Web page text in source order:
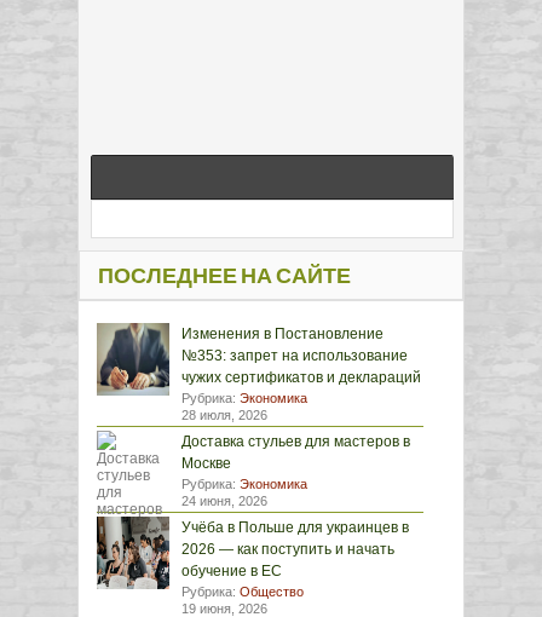
ПОСЛЕДНЕЕ НА САЙТЕ
Изменения в Постановление
№353: запрет на использование
чужих сертификатов и деклараций
Рубрика: Экономика
28 июля, 2026
Доставка стульев для мастеров в
Москве
Рубрика: Экономика
24 июня, 2026
Учёба в Польше для украинцев в
2026 — как поступить и начать
обучение в ЕС
Рубрика: Общество
19 июня, 2026